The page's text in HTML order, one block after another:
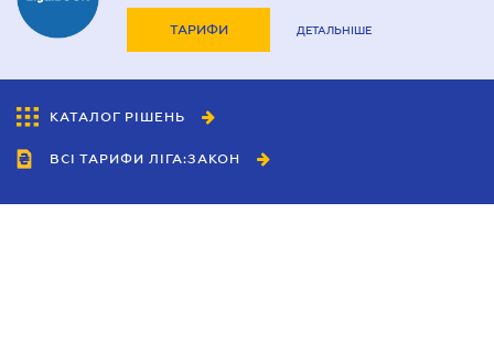
ТАРИФИ ДЕТАЛЬНІШЕ
КАТАЛОГ РІШЕНЬ
ВСІ ТАРИФИ ЛІГА:ЗАКОН